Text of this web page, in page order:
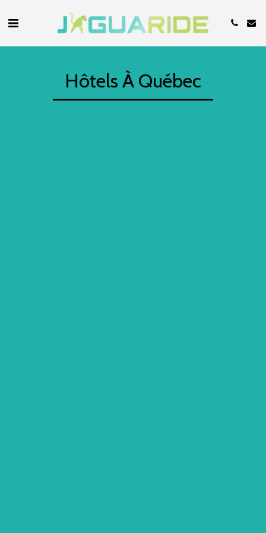
Hôtels À Québec